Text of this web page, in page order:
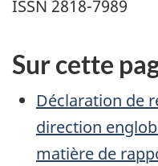
ISSN 2818-7989
Sur cette
Déclaration de
direction
matière de